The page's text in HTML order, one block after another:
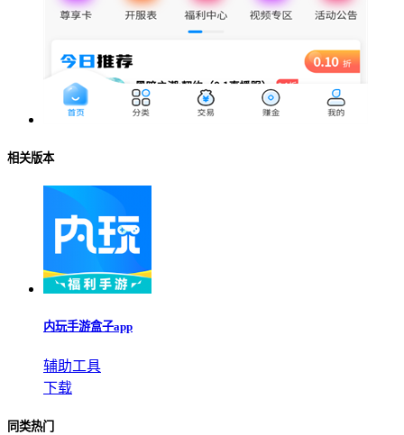
相关版本
内玩手游盒子app
辅助工具
下载
同类热门